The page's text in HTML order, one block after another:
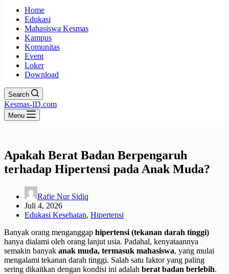
Home
Edukasi
Mahasiswa Kesmas
Kampus
Komunitas
Event
Loker
Download
Search
Kesmas-ID.com
Menu
Apakah Berat Badan Berpengaruh
terhadap Hipertensi pada Anak Muda?
Rafie Nur Sidiq
Juli 4, 2026
Edukasi Kesehatan, Hipertensi
Banyak orang menganggap hipertensi (tekanan darah tinggi)
hanya dialami oleh orang lanjut usia. Padahal, kenyataannya
semakin banyak anak muda, termasuk mahasiswa, yang mulai
mengalami tekanan darah tinggi. Salah satu faktor yang paling
sering dikaitkan dengan kondisi ini adalah berat badan berlebih.